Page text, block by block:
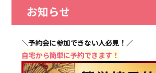
お知らせ
＼予約会に参加できない人必見！／
自宅から簡単に予約できます！